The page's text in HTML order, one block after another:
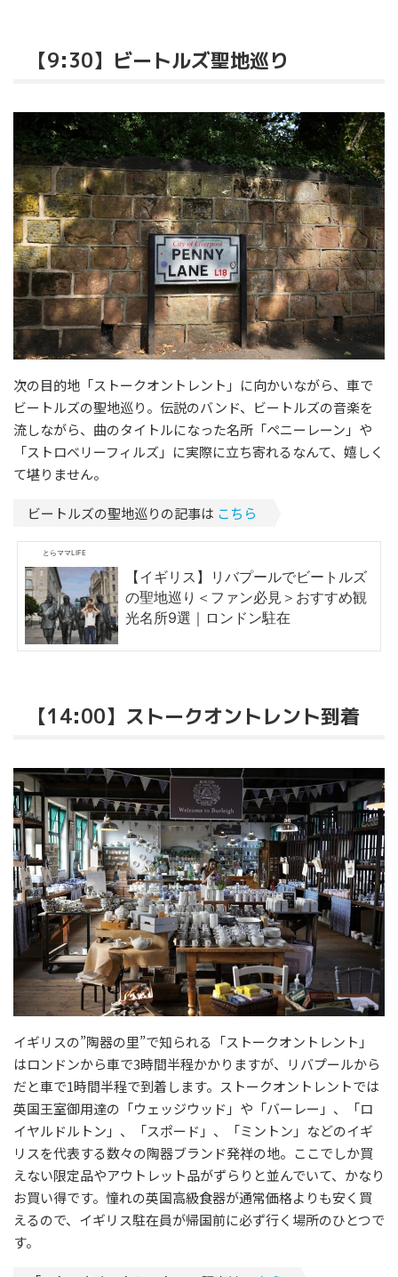
【9:30】ビートルズ聖地巡り
次の目的地「ストークオントレント」に向かいながら、車で
ビートルズの聖地巡り。伝説のバンド、ビートルズの音楽を
流しながら、曲のタイトルになった名所「ペニーレーン」や
「ストロベリーフィルズ」に実際に立ち寄れるなんて、嬉しく
て堪りません。
ビートルズの聖地巡りの記事は こちら
とらママLIFE
【イギリス】リバプールでビートルズ
の聖地巡り＜ファン必見＞おすすめ観
光名所9選｜ロンドン駐在
【14:00】ストークオントレント到着
イギリスの”陶器の里”で知られる「ストークオントレント」
はロンドンから車で3時間半程かかりますが、リバプールから
だと車で1時間半程で到着します。ストークオントレントでは
英国王室御用達の「ウェッジウッド」や「バーレー」、「ロ
イヤルドルトン」、「スポード」、「ミントン」などのイギ
リスを代表する数々の陶器ブランド発祥の地。ここでしか買
えない限定品やアウトレット品がずらりと並んでいて、かなり
お買い得です。憧れの英国高級食器が通常価格よりも安く買
えるので、イギリス駐在員が帰国前に必ず行く場所のひとつで
す。